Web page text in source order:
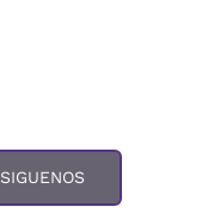
SIGUENOS